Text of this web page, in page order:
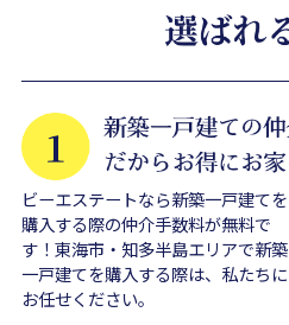
ビーエステートなら新築一戸建てを
購入する際の仲介手数料が無料で
す！東海市・知多半島エリアで新築
一戸建てを購入する際は、私たちに
お任せください。